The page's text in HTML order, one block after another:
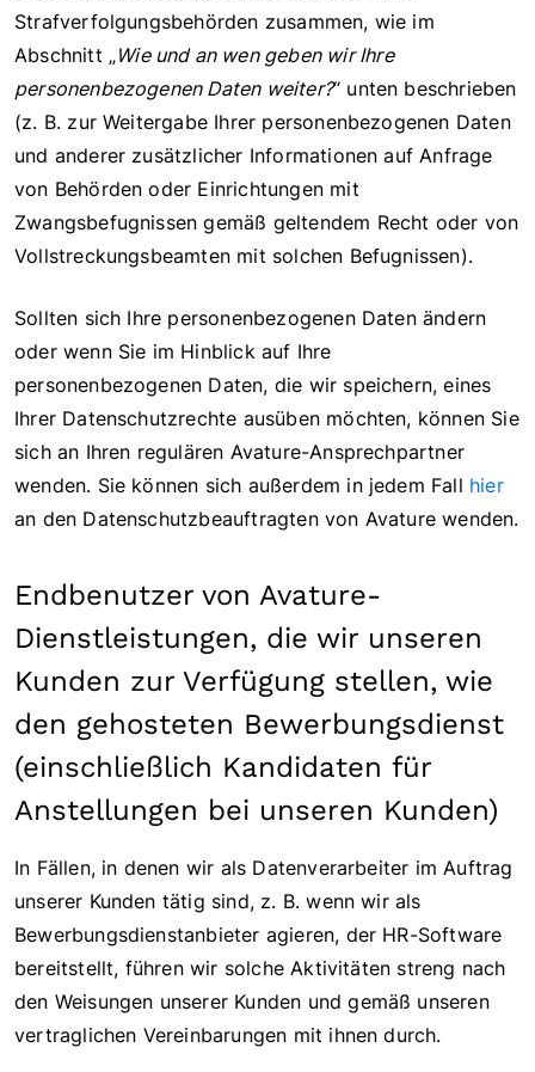
Strafverfolgungsbehörden zusammen, wie im
Abschnitt „Wie und an wen geben wir Ihre
personenbezogenen Daten weiter?“ unten beschrieben
(z. B. zur Weitergabe Ihrer personenbezogenen Daten
und anderer zusätzlicher Informationen auf Anfrage
von Behörden oder Einrichtungen mit
Zwangsbefugnissen gemäß geltendem Recht oder von
Vollstreckungsbeamten mit solchen Befugnissen).
Sollten sich Ihre personenbezogenen Daten ändern
oder wenn Sie im Hinblick auf Ihre
personenbezogenen Daten, die wir speichern, eines
Ihrer Datenschutzrechte ausüben möchten, können Sie
sich an Ihren regulären Avature-Ansprechpartner
wenden. Sie können sich außerdem in jedem Fall hier
an den Datenschutzbeauftragten von Avature wenden.
Endbenutzer von Avature-
Dienstleistungen, die wir unseren
Kunden zur Verfügung stellen, wie
den gehosteten Bewerbungsdienst
(einschließlich Kandidaten für
Anstellungen bei unseren Kunden)
In Fällen, in denen wir als Datenverarbeiter im Auftrag
unserer Kunden tätig sind, z. B. wenn wir als
Bewerbungsdienstanbieter agieren, der HR-Software
bereitstellt, führen wir solche Aktivitäten streng nach
den Weisungen unserer Kunden und gemäß unseren
vertraglichen Vereinbarungen mit ihnen durch.